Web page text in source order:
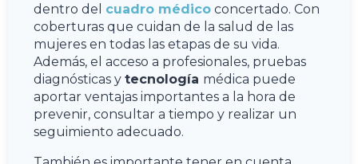
dentro del cuadro médico concertado. Con
coberturas que cuidan de la salud de las
mujeres en todas las etapas de su vida.
Además, el acceso a profesionales, pruebas
diagnósticas y tecnología médica puede
aportar ventajas importantes a la hora de
prevenir, consultar a tiempo y realizar un
seguimiento adecuado.